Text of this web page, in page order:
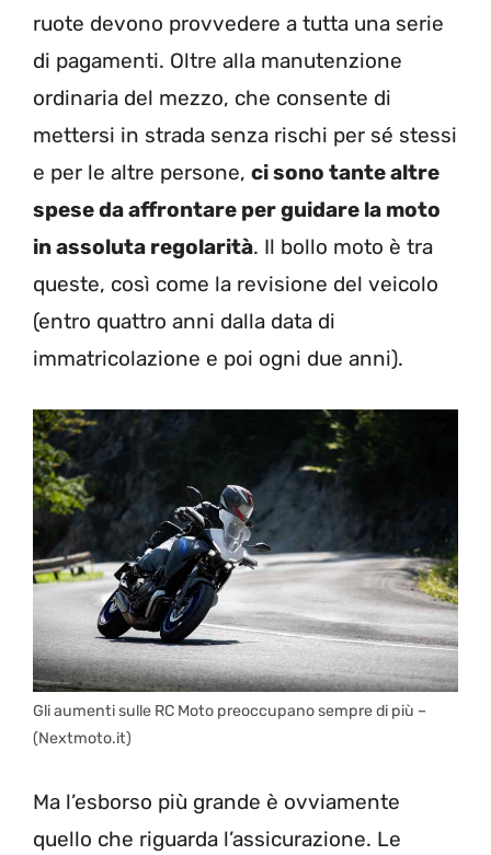
ruote devono provvedere a tutta una serie
di pagamenti. Oltre alla manutenzione
ordinaria del mezzo, che consente di
mettersi in strada senza rischi per sé stessi
e per le altre persone, ci sono tante altre
spese da affrontare per guidare la moto
in assoluta regolarità. Il bollo moto è tra
queste, così come la revisione del veicolo
(entro quattro anni dalla data di
immatricolazione e poi ogni due anni).
Gli aumenti sulle RC Moto preoccupano sempre di più –
(Nextmoto.it)
Ma l’esborso più grande è ovviamente
quello che riguarda l’assicurazione. Le